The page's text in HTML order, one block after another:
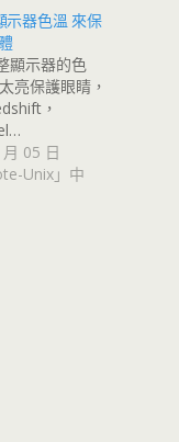
示器色溫 來保
顯示器的色
亮保護眼睛，
，
05 日
Unix」中